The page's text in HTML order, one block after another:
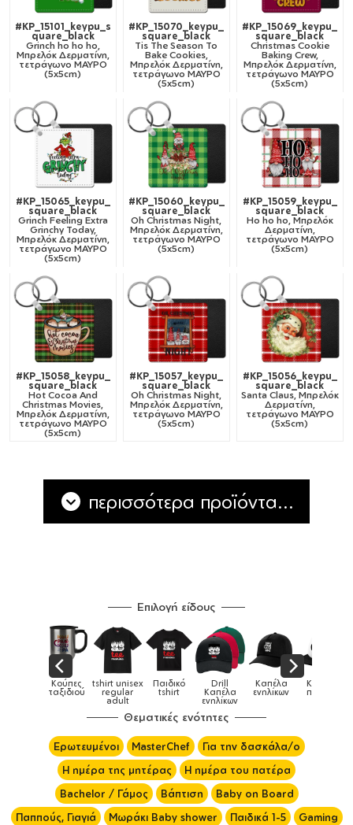
#KP_15101_keypu_s
quare_black
Grinch ho ho ho,
Μπρελόκ Δερματίνη,
τετράγωνο ΜΑΥΡΟ
(5x5cm)
#KP_15070_keypu_
square_black
Tis The Season To
Bake Cookies,
Μπρελόκ Δερματίνη,
τετράγωνο ΜΑΥΡΟ
(5x5cm)
#KP_15069_keypu_
square_black
Christmas Cookie
Baking Crew,
Μπρελόκ Δερματίνη,
τετράγωνο ΜΑΥΡΟ
(5x5cm)
#KP_15065_keypu_
square_black
Grinch Feeling Extra
Grinchy Today,
Μπρελόκ Δερματίνη,
τετράγωνο ΜΑΥΡΟ
(5x5cm)
#KP_15060_keypu_
square_black
Oh Christmas Night,
Μπρελόκ Δερματίνη,
τετράγωνο ΜΑΥΡΟ
(5x5cm)
#KP_15059_keypu_
square_black
Ho ho ho, Μπρελόκ
Δερματίνη,
τετράγωνο ΜΑΥΡΟ
(5x5cm)
#KP_15058_keypu_
square_black
Hot Cocoa And
Christmas Movies,
Μπρελόκ Δερματίνη,
τετράγωνο ΜΑΥΡΟ
(5x5cm)
#KP_15057_keypu_
square_black
Oh Christmas Night,
Μπρελόκ Δερματίνη,
τετράγωνο ΜΑΥΡΟ
(5x5cm)
#KP_15056_keypu_
square_black
Santa Claus, Μπρελόκ
Δερματίνη,
τετράγωνο ΜΑΥΡΟ
(5x5cm)
περισσότερα προϊόντα...
Επιλογή είδους
Παιδικό Drill
Καπέλα
Καπέλα
ενηλίκων
Καπέλα
παιδικά Κούπες Κούπες
ειδικές
Θεματικές ενότητες
Ερωτευμένοι MasterChef
Για την δασκάλα/ο
Η ημέρα της μητέρας
Η ημέρα του πατέρα
Bachelor / Γάμος
Βάπτιση
Baby on Board
Παππούς, Γιαγιά
Μωράκι Baby shower Παιδικά 1-5
Gaming